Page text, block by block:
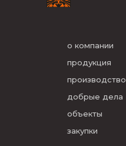
о компании
продукция
производство
добрые дела
объекты
закупки